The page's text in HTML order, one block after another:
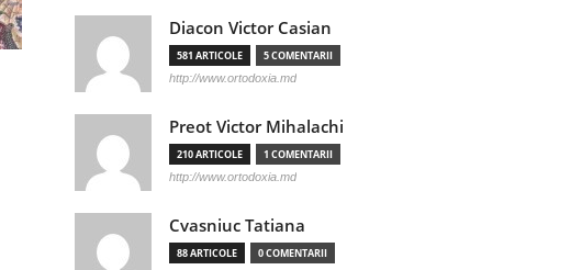
Diacon Victor Casian
581 ARTICOLE 5 COMENTARII
http://www.ortodoxia.md
Preot Victor Mihalachi
210 ARTICOLE 1 COMENTARII
http://www.ortodoxia.md
Cvasniuc Tatiana
88 ARTICOLE 0 COMENTARII